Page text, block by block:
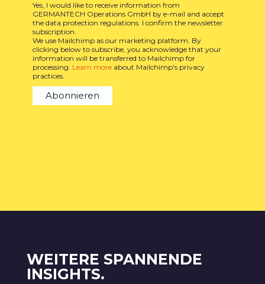
Yes, I would like to receive information from
GERMANTECH Operations GmbH by e-mail and accept
the data protection regulations. I confirm the newsletter
subscription.
We use Mailchimp as our marketing platform. By
clicking below to subscribe, you acknowledge that your
information will be transferred to Mailchimp for
processing. Learn more about Mailchimp's privacy
practices.
WEITERE SPANNENDE
INSIGHTS.